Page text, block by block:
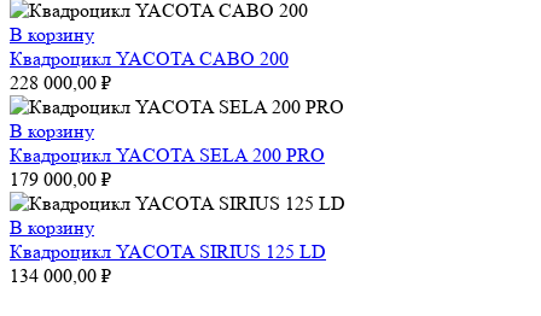
В корзину
Квадроцикл YACOTA CABO 200
228 000,00 ₽
В корзину
Квадроцикл YACOTA SELA 200 PRO
179 000,00 ₽
В корзину
Квадроцикл YACOTA SIRIUS 125 LD
134 000,00 ₽